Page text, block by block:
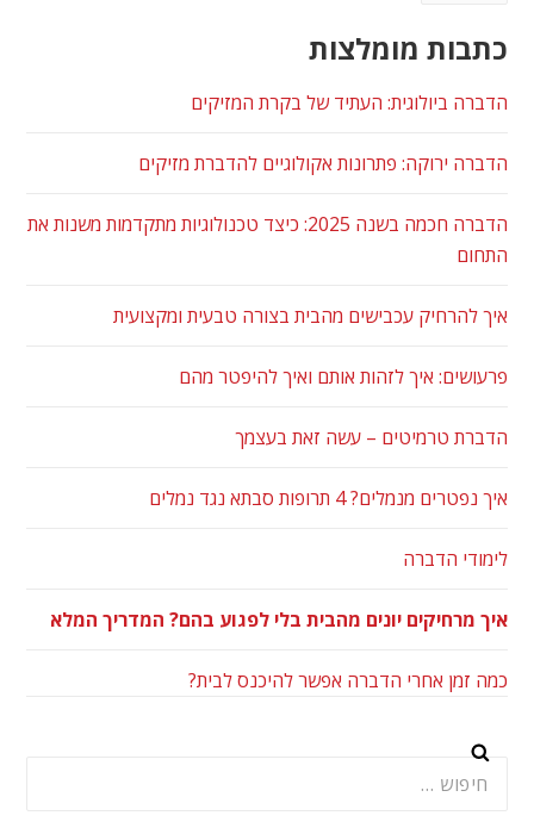
כתבות מומלצות
הדברה ביולוגית: העתיד של בקרת המזיקים
הדברה ירוקה: פתרונות אקולוגיים להדברת מזיקים
הדברה חכמה בשנה 2025: כיצד טכנולוגיות מתקדמות משנות את
התחום
איך להרחיק עכבישים מהבית בצורה טבעית ומקצועית
פרעושים: איך לזהות אותם ואיך להיפטר מהם
הדברת טרמיטים – עשה זאת בעצמך
איך נפטרים מנמלים? 4 תרופות סבתא נגד נמלים
לימודי הדברה
איך מרחיקים יונים מהבית בלי לפגוע בהם? המדריך המלא
כמה זמן אחרי הדברה אפשר להיכנס לבית?
חיפוש: